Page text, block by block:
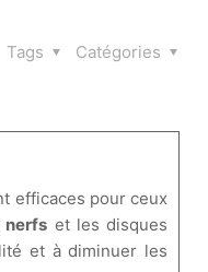
Catégories
Tags
efficaces pour ceux
nerfs et les disques
et à diminuer les